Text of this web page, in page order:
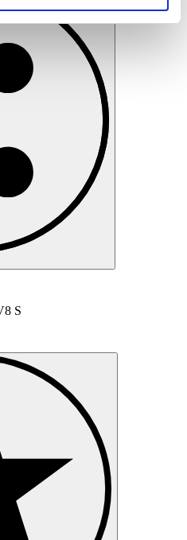
Analysen weiter. Unsere
möglicherweise mit
Sie ihnen bereitgestellt
Ihrer Nutzung der Dienste
S